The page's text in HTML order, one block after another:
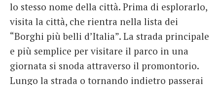
lo stesso nome della città. Prima di esplorarlo,
visita la città, che rientra nella lista dei
“Borghi più belli d’Italia”. La strada principale
e più semplice per visitare il parco in una
giornata si snoda attraverso il promontorio.
Lungo la strada o tornando indietro passerai